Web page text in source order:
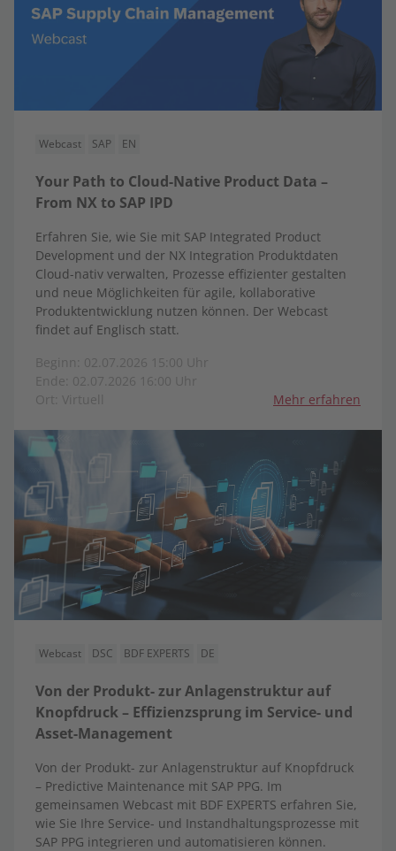
Webcast SAP EN
Your Path to Cloud-Native Product Data –
From NX to SAP IPD
Erfahren Sie, wie Sie mit SAP Integrated Product
Development und der NX Integration Produktdaten
Cloud-nativ verwalten, Prozesse effizienter gestalten
und neue Möglichkeiten für agile, kollaborative
Produktentwicklung nutzen können. Der Webcast
findet auf Englisch statt.
Beginn: 02.07.2026 15:00 Uhr
Ende: 02.07.2026 16:00 Uhr
Ort: Virtuell
Mehr erfahren
Webcast DSC BDF EXPERTS DE
Von der Produkt- zur Anlagenstruktur auf
Knopfdruck – Effizienzsprung im Service- und
Asset-Management
Von der Produkt- zur Anlagenstruktur auf Knopfdruck
– Predictive Maintenance mit SAP PPG. Im
gemeinsamen Webcast mit BDF EXPERTS erfahren Sie,
wie Sie Ihre Service- und Instandhaltungsprozesse mit
SAP PPG integrieren und automatisieren können.